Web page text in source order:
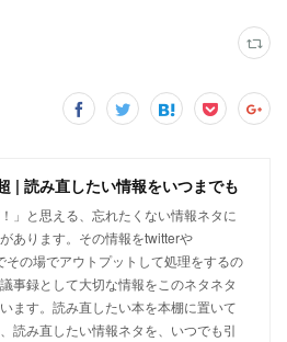
| 読み直したい情報をいつまでも
！」と思える、忘れたくない情報ネタに
あります。その情報をtwitterや
その場でアウトプットして処理をするの
事録として大切な情報をこのネタネタ
ます。読み直したい本を本棚に置いて
読み直したい情報ネタを、いつでも引